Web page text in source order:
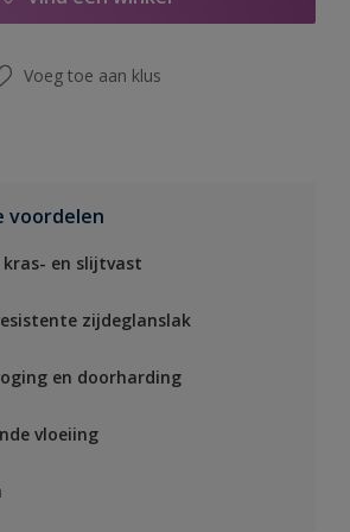
Voeg toe aan klus
voordelen
kras- en slijtvast
zijdeglanslak
en doorharding
vloeiing